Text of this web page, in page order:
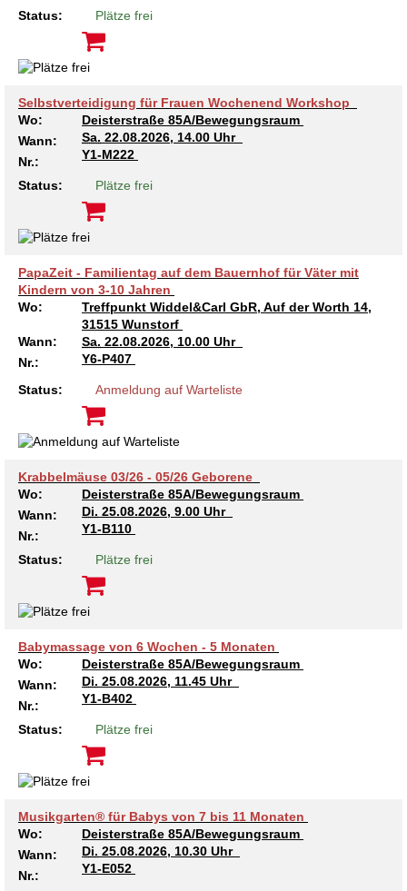
Status: Plätze frei
Selbstverteidigung für Frauen Wochenend Workshop
Wo:
Deisterstraße 85A/Bewegungsraum
Wann:
Sa. 22.08.2026, 14.00 Uhr
Nr.:
Y1-M222
Status: Plätze frei
PapaZeit - Familientag auf dem Bauernhof für Väter mit
Kindern von 3-10 Jahren
Wo:
Treffpunkt Widdel&Carl GbR, Auf der Worth 14,
31515 Wunstorf
Wann:
Sa. 22.08.2026, 10.00 Uhr
Nr.:
Y6-P407
Status: Anmeldung auf Warteliste
Krabbelmäuse 03/26 - 05/26 Geborene
Wo:
Deisterstraße 85A/Bewegungsraum
Wann:
Di. 25.08.2026, 9.00 Uhr
Nr.:
Y1-B110
Status: Plätze frei
Babymassage von 6 Wochen - 5 Monaten
Wo:
Deisterstraße 85A/Bewegungsraum
Wann:
Di. 25.08.2026, 11.45 Uhr
Nr.:
Y1-B402
Status: Plätze frei
Musikgarten® für Babys von 7 bis 11 Monaten
Wo:
Deisterstraße 85A/Bewegungsraum
Wann:
Di. 25.08.2026, 10.30 Uhr
Nr.:
Y1-E052